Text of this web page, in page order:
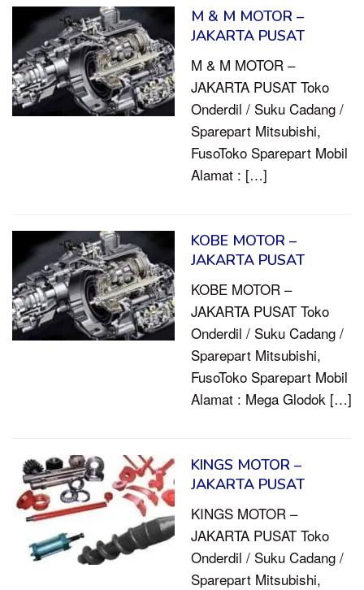
M & M MOTOR –
JAKARTA PUSAT
M & M MOTOR –
JAKARTA PUSAT Toko
Onderdil / Suku Cadang /
Sparepart Mitsubishi,
FusoToko Sparepart Mobil
Alamat : […]
KOBE MOTOR –
JAKARTA PUSAT
KOBE MOTOR –
JAKARTA PUSAT Toko
Onderdil / Suku Cadang /
Sparepart Mitsubishi,
FusoToko Sparepart Mobil
Alamat : Mega Glodok […]
KINGS MOTOR –
JAKARTA PUSAT
KINGS MOTOR –
JAKARTA PUSAT Toko
Onderdil / Suku Cadang /
Sparepart Mitsubishi,